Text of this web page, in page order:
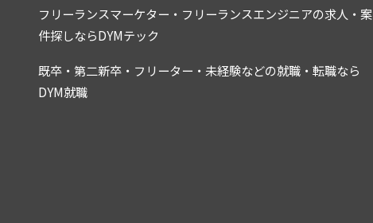
フリーランスマーケター・フリーランスエンジニアの求人・案
件探しならDYMテック
既卒・第二新卒・フリーター・未経験などの就職・転職なら
DYM就職